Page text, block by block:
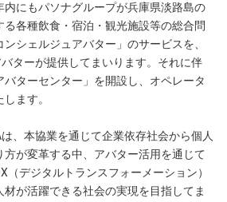
にもパソナグループが兵庫県淡路島の
各種飲食・宿泊・観光施設等の総合問
シェルジュアバター」のサービスを、
ターが提供してまいります。それに伴
ターセンター」を開設し、オペレータ
ます。
、本協業を通じて企業依存社会から個人
方が変革する中、アバター活用を通じて
（デジタルトランスフォーメーション）
が活躍できる社会の実現を目指してま